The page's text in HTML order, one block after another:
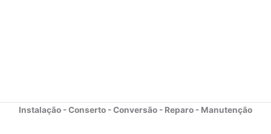
Instalação - Conserto - Conversão - Reparo - Manutenção